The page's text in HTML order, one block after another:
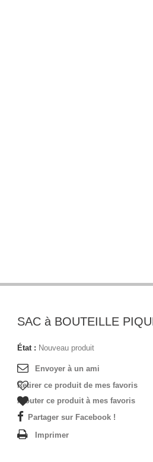
SAC à BOUTEILLE
État : Nouveau produit
Envoyer à un ami
Retirer ce produit de mes favoris
Ajouter ce produit à mes favoris
Partager sur Facebook !
Imprimer